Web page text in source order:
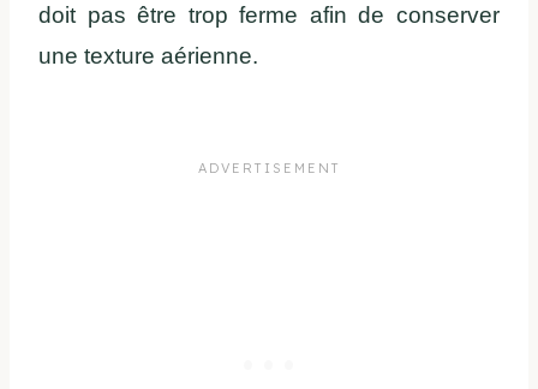
doit pas être trop ferme afin de conserver
une texture aérienne.